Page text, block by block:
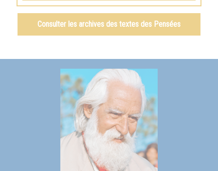
choses belles et bonnes dans le monde et à troubler la vie de votre
Omraam Mikhaël Aïvanhov
Consulter les archives des textes des Pensées